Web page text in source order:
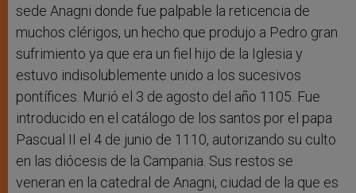
sede Anagni donde fue palpable la reticencia de
muchos clérigos, un hecho que produjo a Pedro gran
sufrimiento ya que era un fiel hijo de la Iglesia y
estuvo indisolublemente unido a los sucesivos
pontífices. Murió el 3 de agosto del año 1105. Fue
introducido en el catálogo de los santos por el papa
Pascual II el 4 de junio de 1110, autorizando su culto
en las diócesis de la Campania. Sus restos se
veneran en la catedral de Anagni, ciudad de la que es